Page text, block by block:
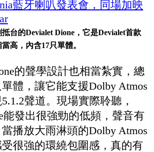
台的Devialet Dione，它是Devialet首款
高，內含17只單體。
的聲學設計也相當紮實，總
體，讓它能支援Dolby Atmos
聲道。現場實際聆聽，
能發出很強勁的低頻，聲音有
播放大雨淋頭的Dolby Atmos
很強的環繞包圍感，真的有